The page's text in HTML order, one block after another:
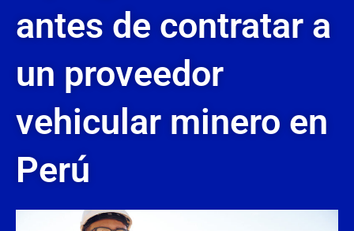
antes de contratar a
un proveedor
vehicular minero en
Perú